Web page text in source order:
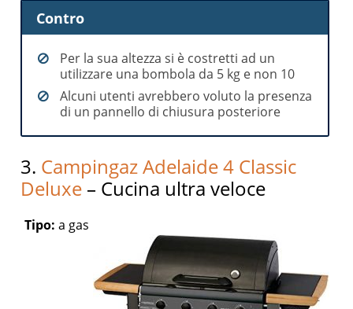
Contro
Per la sua altezza si è costretti ad un
utilizzare una bombola da 5 kg e non 10
Alcuni utenti avrebbero voluto la presenza
di un pannello di chiusura posteriore
3. Campingaz Adelaide 4 Classic
Deluxe – Cucina ultra veloce
Tipo:a gas